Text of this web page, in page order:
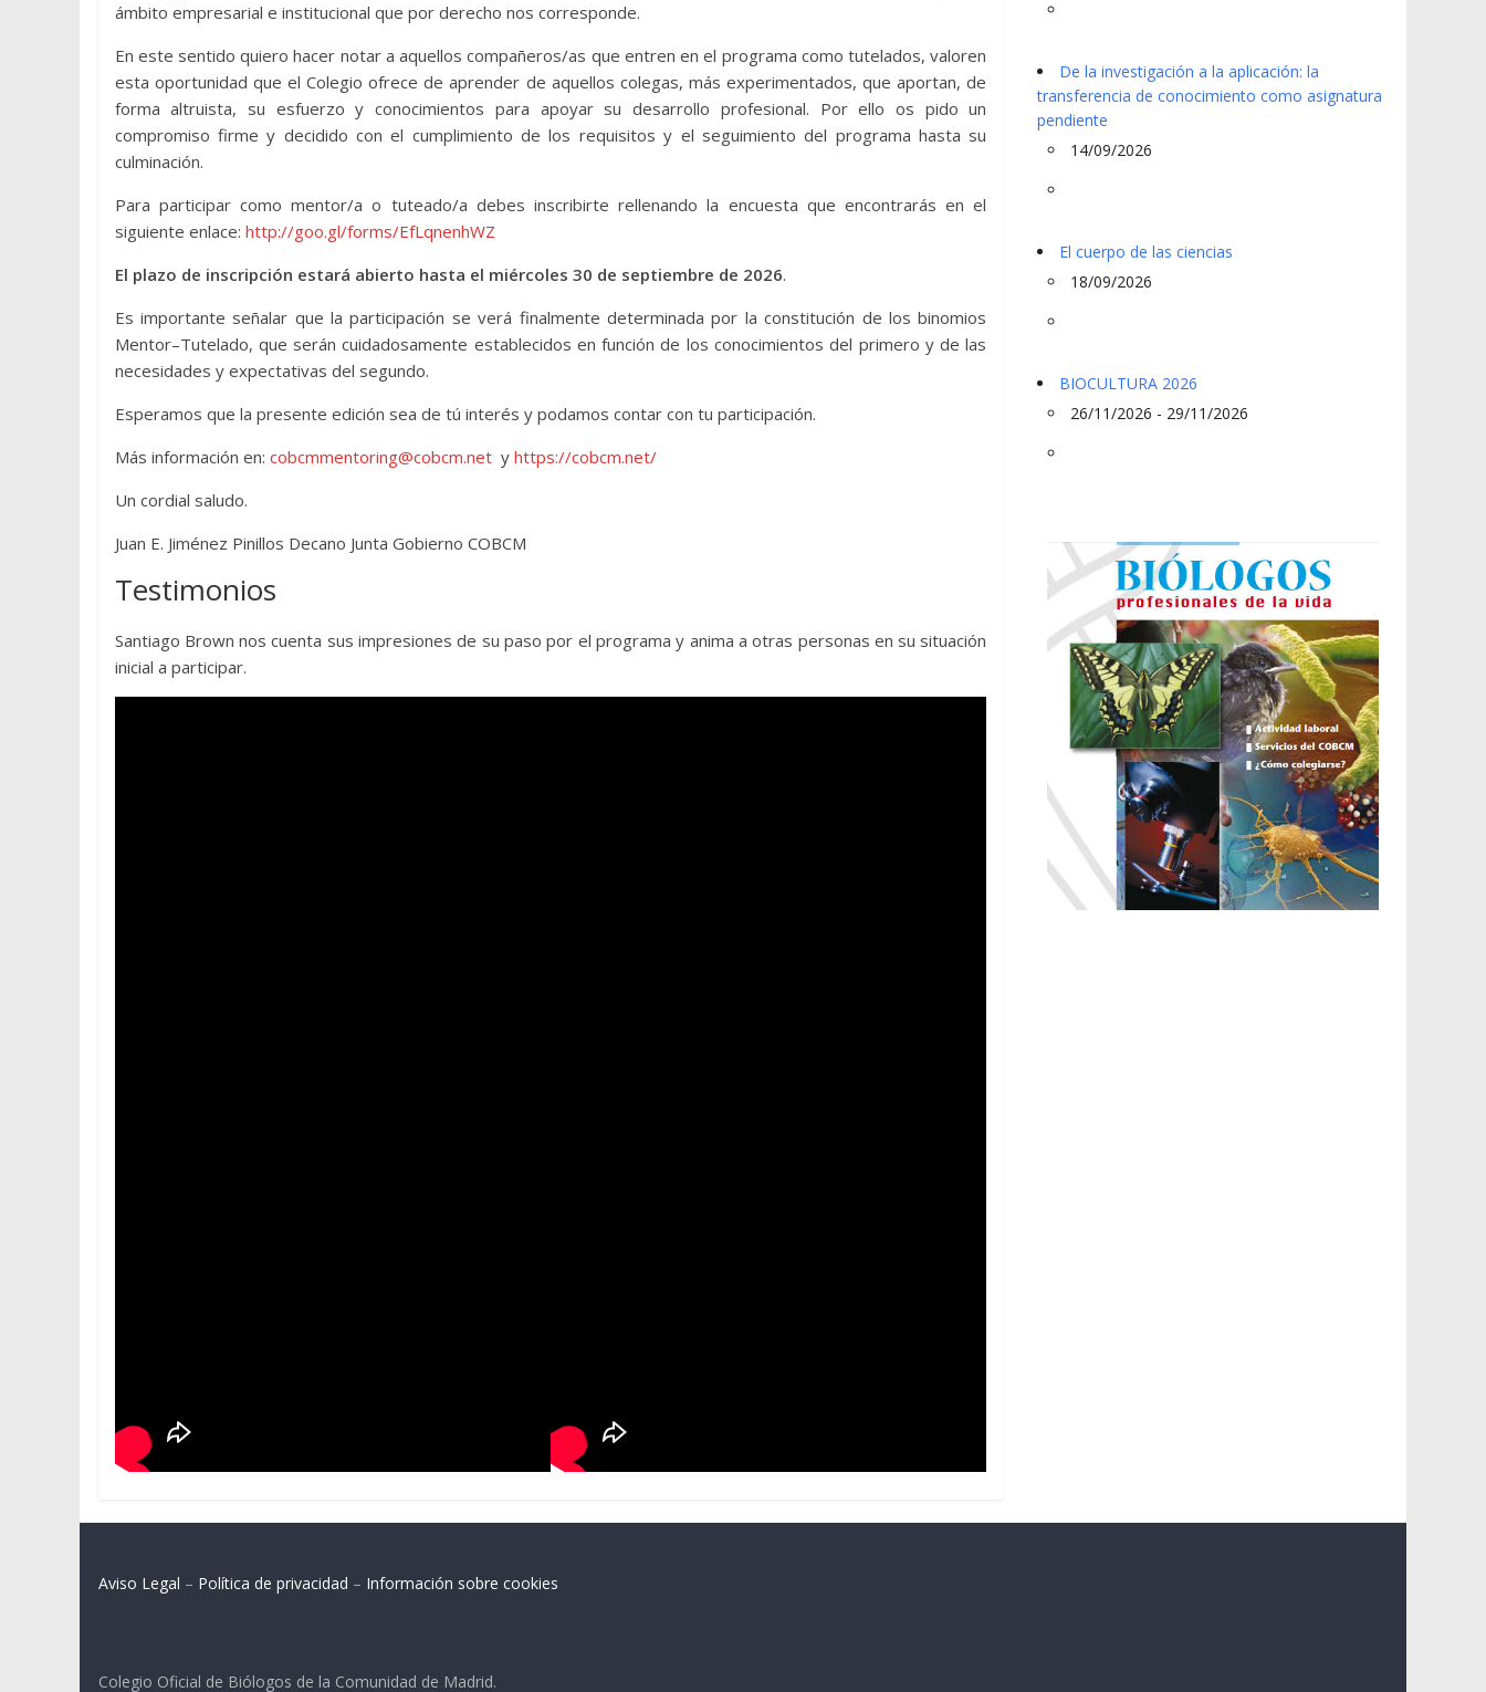
ámbito empresarial e institucional que por derecho nos corresponde.
En este sentido quiero hacer notar a aquellos compañeros/as que entren en el programa como tutelados, valoren
esta oportunidad que el Colegio ofrece de aprender de aquellos colegas, más experimentados, que aportan, de
forma altruista, su esfuerzo y conocimientos para apoyar su desarrollo profesional. Por ello os pido un
compromiso firme y decidido con el cumplimiento de los requisitos y el seguimiento del programa hasta su
culminación.
Para participar como mentor/a o tuteado/a debes inscribirte rellenando la encuesta que encontrarás en el
siguiente enlace: http://goo.gl/forms/EfLqnenhWZ
El plazo de inscripción estará abierto hasta el miércoles 30 de septiembre de 2026.
Es importante señalar que la participación se verá finalmente determinada por la constitución de los binomios
Mentor–Tutelado, que serán cuidadosamente establecidos en función de los conocimientos del primero y de las
necesidades y expectativas del segundo.
Esperamos que la presente edición sea de tú interés y podamos contar con tu participación.
Más información en: cobcmmentoring@cobcm.nety https://cobcm.net/
Un cordial saludo.
Juan E. Jiménez Pinillos Decano Junta Gobierno COBCM
Testimonios
Santiago Brown nos cuenta sus impresiones de su paso por el programa y anima a otras personas en su situación
inicial a participar.
De la investigación a la aplicación: la
transferencia de conocimiento como asignatura
pendiente
14/09/2026
El cuerpo de las ciencias
18/09/2026
BIOCULTURA 2026
26/11/2026 - 29/11/2026
Aviso Legal – Política de privacidad – Información sobre cookies
Colegio Oficial de Biólogos de la Comunidad de Madrid.